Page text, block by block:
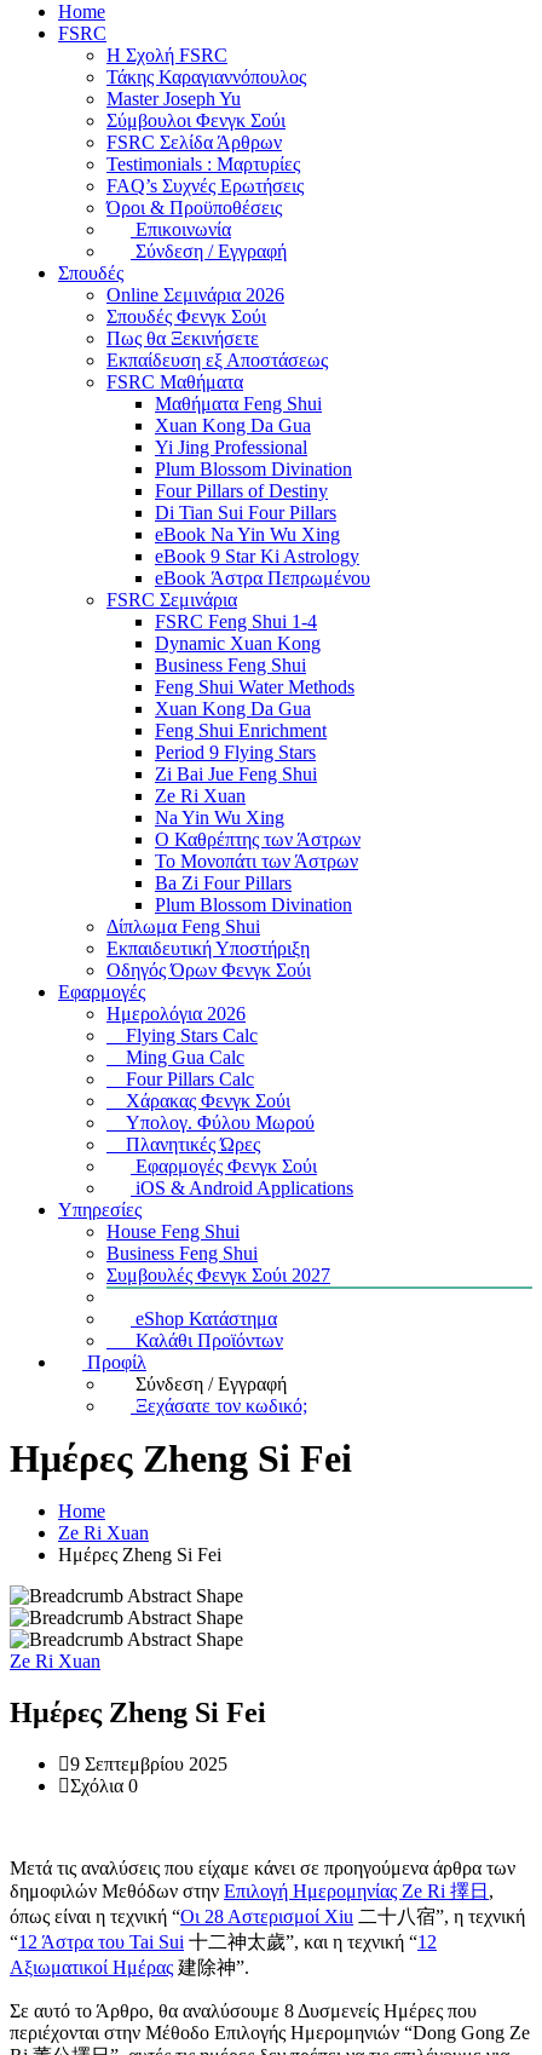
Home
FSRC
Η Σχολή FSRC
Τάκης Καραγιαννόπουλος
Master Joseph Yu
Σύμβουλοι Φενγκ Σούι
FSRC Σελίδα Άρθρων
Testimonials : Μαρτυρίες
FAQ’s Συχνές Ερωτήσεις
Όροι & Προϋποθέσεις
Επικοινωνία
Σύνδεση / Εγγραφή
Σπουδές
Online Σεμινάρια 2026
Σπουδές Φενγκ Σούι
Πως θα Ξεκινήσετε
Εκπαίδευση εξ Αποστάσεως
FSRC Μαθήματα
Μαθήματα Feng Shui
Xuan Kong Da Gua
Yi Jing Professional
Plum Blossom Divination
Four Pillars of Destiny
Di Tian Sui Four Pillars
eBook Na Yin Wu Xing
eBook 9 Star Ki Astrology
eBook Άστρα Πεπρωμένου
FSRC Σεμινάρια
FSRC Feng Shui 1-4
Dynamic Xuan Kong
Business Feng Shui
Feng Shui Water Methods
Xuan Kong Da Gua
Feng Shui Enrichment
Period 9 Flying Stars
Zi Bai Jue Feng Shui
Ze Ri Xuan
Na Yin Wu Xing
Ο Καθρέπτης των Άστρων
Το Μονοπάτι των Άστρων
Ba Zi Four Pillars
Plum Blossom Divination
Δίπλωμα Feng Shui
Εκπαιδευτική Υποστήριξη
Οδηγός Όρων Φενγκ Σούι
Εφαρμογές
Ημερολόγια 2026
Flying Stars Calc
Ming Gua Calc
Four Pillars Calc
Χάρακας Φενγκ Σούι
Υπολογ. Φύλου Μωρού
Πλανητικές Ώρες
Εφαρμογές Φενγκ Σούι
iOS & Android Applications
Υπηρεσίες
House Feng Shui
Business Feng Shui
Συμβουλές Φενγκ Σούι 2027
eShop Κατάστημα
Καλάθι Προϊόντων
Προφίλ
Σύνδεση / Εγγραφή
Ξεχάσατε τον κωδικό;
Ημέρες Zheng Si Fei
Home
Ze Ri Xuan
Ημέρες Zheng Si Fei
Ze Ri Xuan
Ημέρες Zheng Si Fei
9 Σεπτεμβρίου 2025
Σχόλια 0
Μετά τις αναλύσεις που είχαμε κάνει σε προηγούμενα άρθρα των
δημοφιλών Μεθόδων στην Επιλογή Ημερομηνίας Ze Ri 擇日 ,
όπως είναι η τεχνική “Οι 28 Αστερισμοί Xiu 二十八宿”, η τεχνική
“12 Άστρα του Tai Sui 十二神太歲”, και η τεχνική “12
Αξιωματικοί Ημέρας 建除神”.
Σε αυτό το Άρθρο, θα αναλύσουμε 8 Δυσμενείς Ημέρες που
περιέχονται στην Μέθοδο Επιλογής Ημερομηνιών “Dong Gong Ze